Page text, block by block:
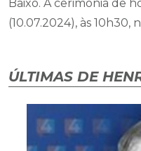
Baixo. A cerimônia de
(10.07.2024), às 10h30,
ÚLTIMAS DE